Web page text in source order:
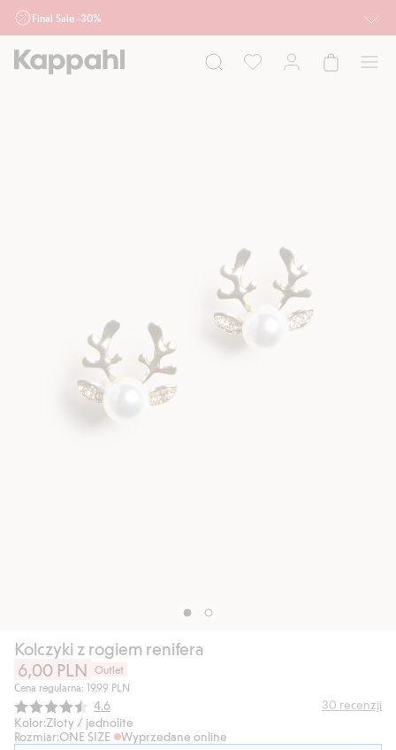
Final Sale -30%
działu outlet do 10.8 w sklepach Kappahl i Newbie oraz na kappahl.com. Ofert
nie łączymy
Kolczyki z rogiem renifera
6,00 PLN
Outlet
Cena regularna: 19,99 PLN
Średnia ocena:
4.6 30 recenzji
Kolor:Złoty / jednolite
Rozmiar:ONE SIZE
Wyprzedane online